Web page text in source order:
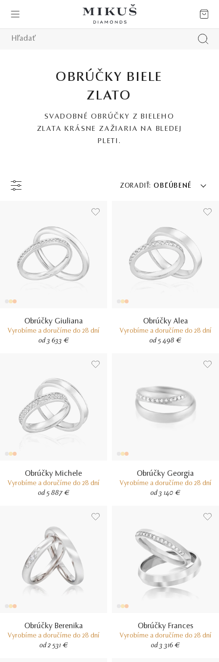
OBRÚČKY BIELE
ZLATO
SVADOBNÉ OBRÚČKY Z BIELEHO
ZLATA KRÁSNE ZAŽIARIA NA BLEDEJ
PLETI.
ZORADIŤ: OBĽÚBENÉ
Obrúčky Giuliana
Vyrobíme a doručíme do 28 dní
od 3 633 €
Obrúčky Alea
Vyrobíme a doručíme do 28 dní
od 5 498 €
Obrúčky Michele
Vyrobíme a doručíme do 28 dní
od 5 887 €
Obrúčky Georgia
Vyrobíme a doručíme do 28 dní
od 3 140 €
Obrúčky Berenika
Vyrobíme a doručíme do 28 dní
od 2 531 €
Obrúčky Frances
Vyrobíme a doručíme do 28 dní
od 3 316 €